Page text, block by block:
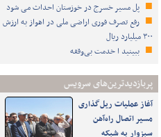
پل مسیر خسرج در خوزستان احداث می شود
رفع تصرف فوری اراضی ملی در اهواز به ارزش
۳۰۰ میلیارد ریال
ببینید ا خدمت بی‌وقفه
پربازدیدترین‌های سرویس
آغاز عملیات ریل‌گذاری
مسیر اتصال راه‌آهن
سبزوار به شبکه